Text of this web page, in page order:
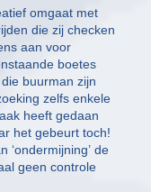
omgaat met
die zij checken
aan voor
boetes
buurman zijn
zelfs enkele
heeft gedaan
het gebeurt toch!
‘ondermijning’ de
geen controle